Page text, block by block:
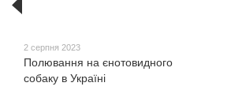
2 серпня 2023
Полювання на єнотовидного
собаку в Україні